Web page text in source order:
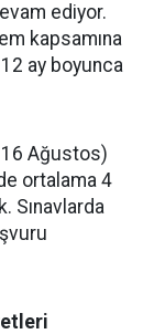
ediyor.
kapsamına
ay boyunca
Ağustos)
ortalama 4
Sınavlarda